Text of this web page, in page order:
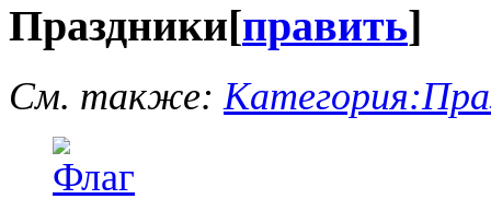
Праздники[править]
См. также: